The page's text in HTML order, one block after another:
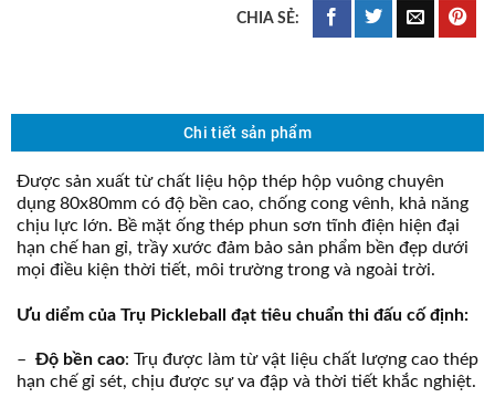
Chi tiết sản phẩm
Được sản xuất từ chất liệu hộp thép hộp vuông chuyên
dụng 80x80mm có độ bền cao, chống cong vênh, khả năng
chịu lực lớn. Bề mặt ống thép phun sơn tĩnh điện hiện đại
hạn chế han gỉ, trầy xước đảm bảo sản phẩm bền đẹp dưới
mọi điều kiện thời tiết, môi trường trong và ngoài trời.
Ưu diểm của Trụ Pickleball đạt tiêu chuẩn thi đấu cố định:
– Độ bền cao: Trụ được làm từ vật liệu chất lượng cao thép
hạn chế gỉ sét, chịu được sự va đập và thời tiết khắc nghiệt.